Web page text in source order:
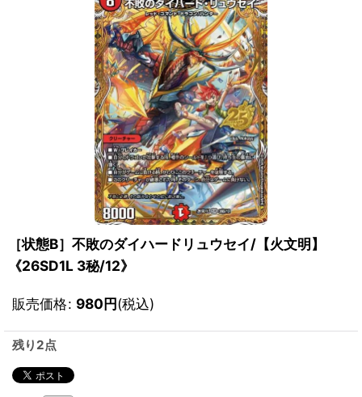
［状態B］不敗のダイハードリュウセイ/【火文明】
《26SD1L 3秘/12》
販売価格: 980円(税込)
残り2点